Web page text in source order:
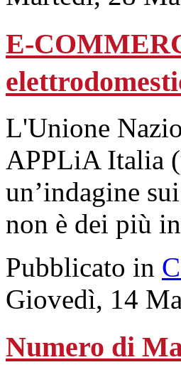
E-
L'Unione
APPLiA Italia
un’indagine
non è dei più
Pubblicato in
Giovedì, 14
Numero di